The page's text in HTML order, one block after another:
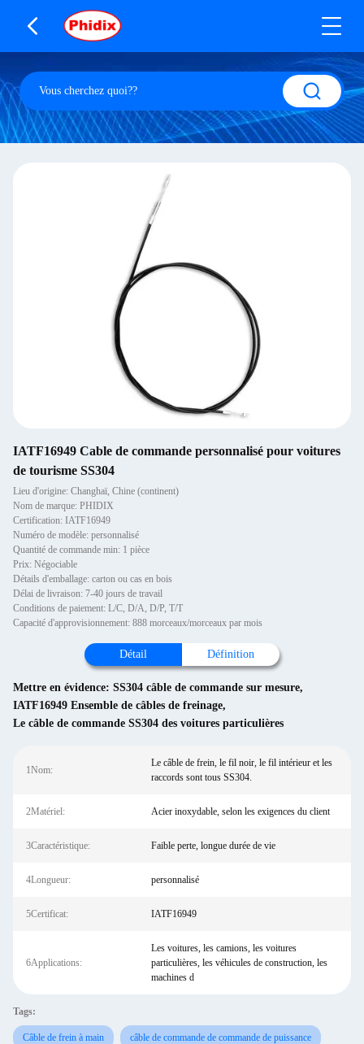
IATF16949 Cable de commande personnalisé pour voitures
de tourisme SS304
Lieu d'origine: Changhaï, Chine (continent)
Nom de marque: PHIDIX
Certification: IATF16949
Numéro de modèle: personnalisé
Quantité de commande min: 1 pièce
Prix: Négociable
Détails d'emballage: carton ou cas en bois
Délai de livraison: 7-40 jours de travail
Conditions de paiement: L/C, D/A, D/P, T/T
Capacité d'approvisionnement: 888 morceaux/morceaux par mois
Détail Définition
Mettre en évidence: SS304 câble de commande sur mesure,
IATF16949 Ensemble de câbles de freinage,
Le câble de commande SS304 des voitures particulières
1Nom:
Le câble de frein, le fil noir, le fil intérieur et les
raccords sont tous SS304.
2Matériel: Acier inoxydable, selon les exigences du client
3Caractéristique: Faible perte, longue durée de vie
4Longueur: personnalisé
5Certificat: IATF16949
6Applications:
Les voitures, les camions, les voitures
particulières, les véhicules de construction, les
machines d
Tags:
Câble de frein à main câble de commande de commande de puissance